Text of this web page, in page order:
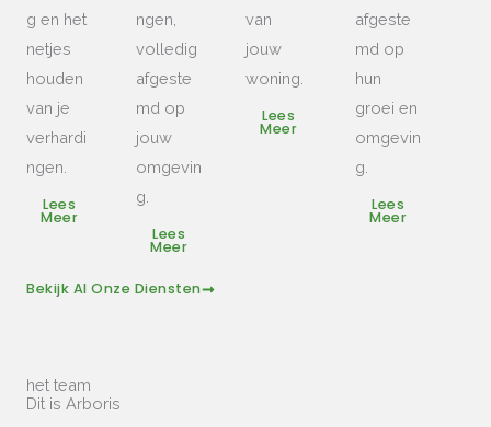
g en het
netjes
houden
van je
verhardi
ngen.
Lees
Meer
ngen,
volledig
afgeste
md op
jouw
omgevin
g.
Lees
Meer
van
jouw
woning.
Lees
Meer
afgeste
md op
hun
groei en
omgevin
g.
Lees
Meer
Bekijk Al Onze Diensten
het team
Dit is Arboris